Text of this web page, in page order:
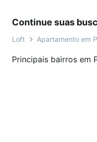
Continue suas
Loft Apartamento em